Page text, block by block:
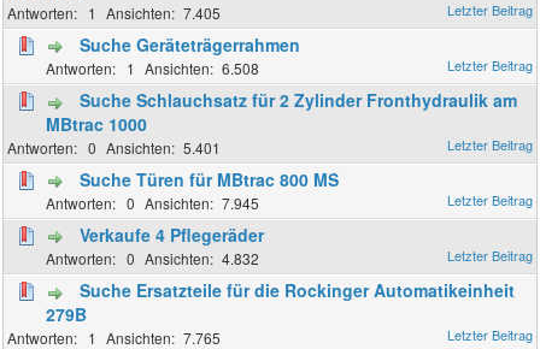
1 7.405
Suche Geräteträgerrahmen
1 6.508
Suche Schlauchsatz für 2 Zylinder Fronthydraulik am
MBtrac 1000
0 5.401
Suche Türen für MBtrac 800 MS
0 7.945
Verkaufe 4 Pflegeräder
0 4.832
Suche Ersatzteile für die Rockinger Automatikeinheit
279B
1 7.765